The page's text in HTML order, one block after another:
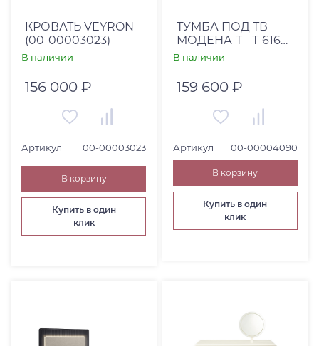
КРОВАТЬ VEYRON
(00-00003023)
В наличии
156 000 ₽
Артикул 00-00003023
В корзину
Купить в один
клик
ТУМБА ПОД ТВ
МОДЕНА-Т - Т-616
МДФ
В наличии
159 600 ₽
Артикул 00-00004090
В корзину
Купить в один
клик